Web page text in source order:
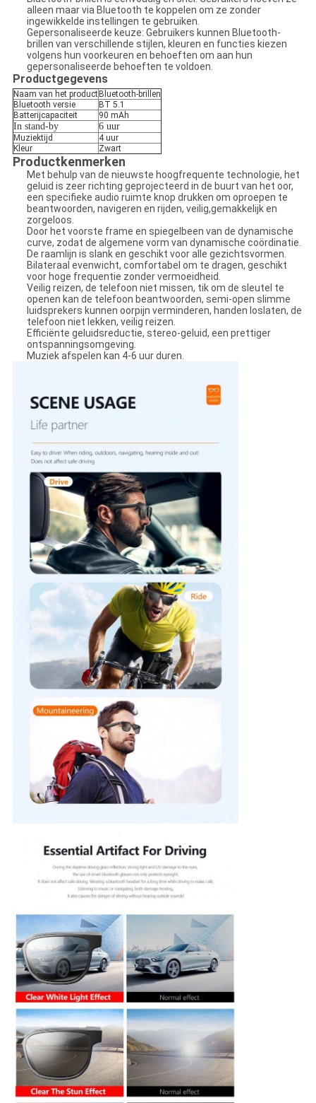
alleen maar via Bluetooth te koppelen om ze zonder
ingewikkelde instellingen te gebruiken.
Gepersonaliseerde keuze: Gebruikers kunnen Bluetooth-
brillen van verschillende stijlen, kleuren en functies kiezen
volgens hun voorkeuren en behoeften om aan hun
gepersonaliseerde behoeften te voldoen.
Productgegevens
Naam van het product Bluetooth-brillen
Bluetooth versie
BT 5.1
Batterijcapaciteit
90 mAh
In stand-by 6 uur
Muziektijd
4 uur
Kleur
Zwart
Productkenmerken
Met behulp van de nieuwste hoogfrequente technologie, het
geluid is zeer richting geprojecteerd in de buurt van het oor,
een specifieke audio ruimte knop drukken om oproepen te
beantwoorden, navigeren en rijden, veilig,gemakkelijk en
zorgeloos.
Door het voorste frame en spiegelbeen van de dynamische
curve, zodat de algemene vorm van dynamische coördinatie.
De raamlijn is slank en geschikt voor alle gezichtsvormen.
Bilateraal evenwicht, comfortabel om te dragen, geschikt
voor hoge frequentie zonder vermoeidheid.
Veilig reizen, de telefoon niet missen, tik om de sleutel te
openen kan de telefoon beantwoorden, semi-open slimme
luidsprekers kunnen oorpijn verminderen, handen loslaten, de
telefoon niet lekken, veilig reizen.
Efficiënte geluidsreductie, stereo-geluid, een prettiger
ontspanningsomgeving.
Muziek afspelen kan 4-6 uur duren.